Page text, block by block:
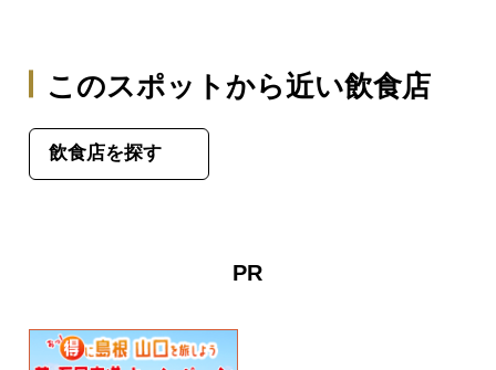
このスポットから近い飲食店
飲食店を探す
PR